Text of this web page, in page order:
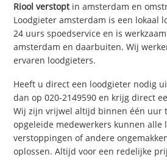
Riool verstoptin amsterdam en
Loodgieter amsterdam is een lokaal
24 uurs spoedservice en is
amsterdam en daarbuiten. Wij
ervaren loodgieters.
Heeft u direct een loodgieter nodig
dan op 020-2149590 en krijg direct
Wij zijn vrijwel altijd binnen één uur
opgeleide medewerkers kunnen alle
verstoppingen of andere
oplossen. Altijd voor een redelijke